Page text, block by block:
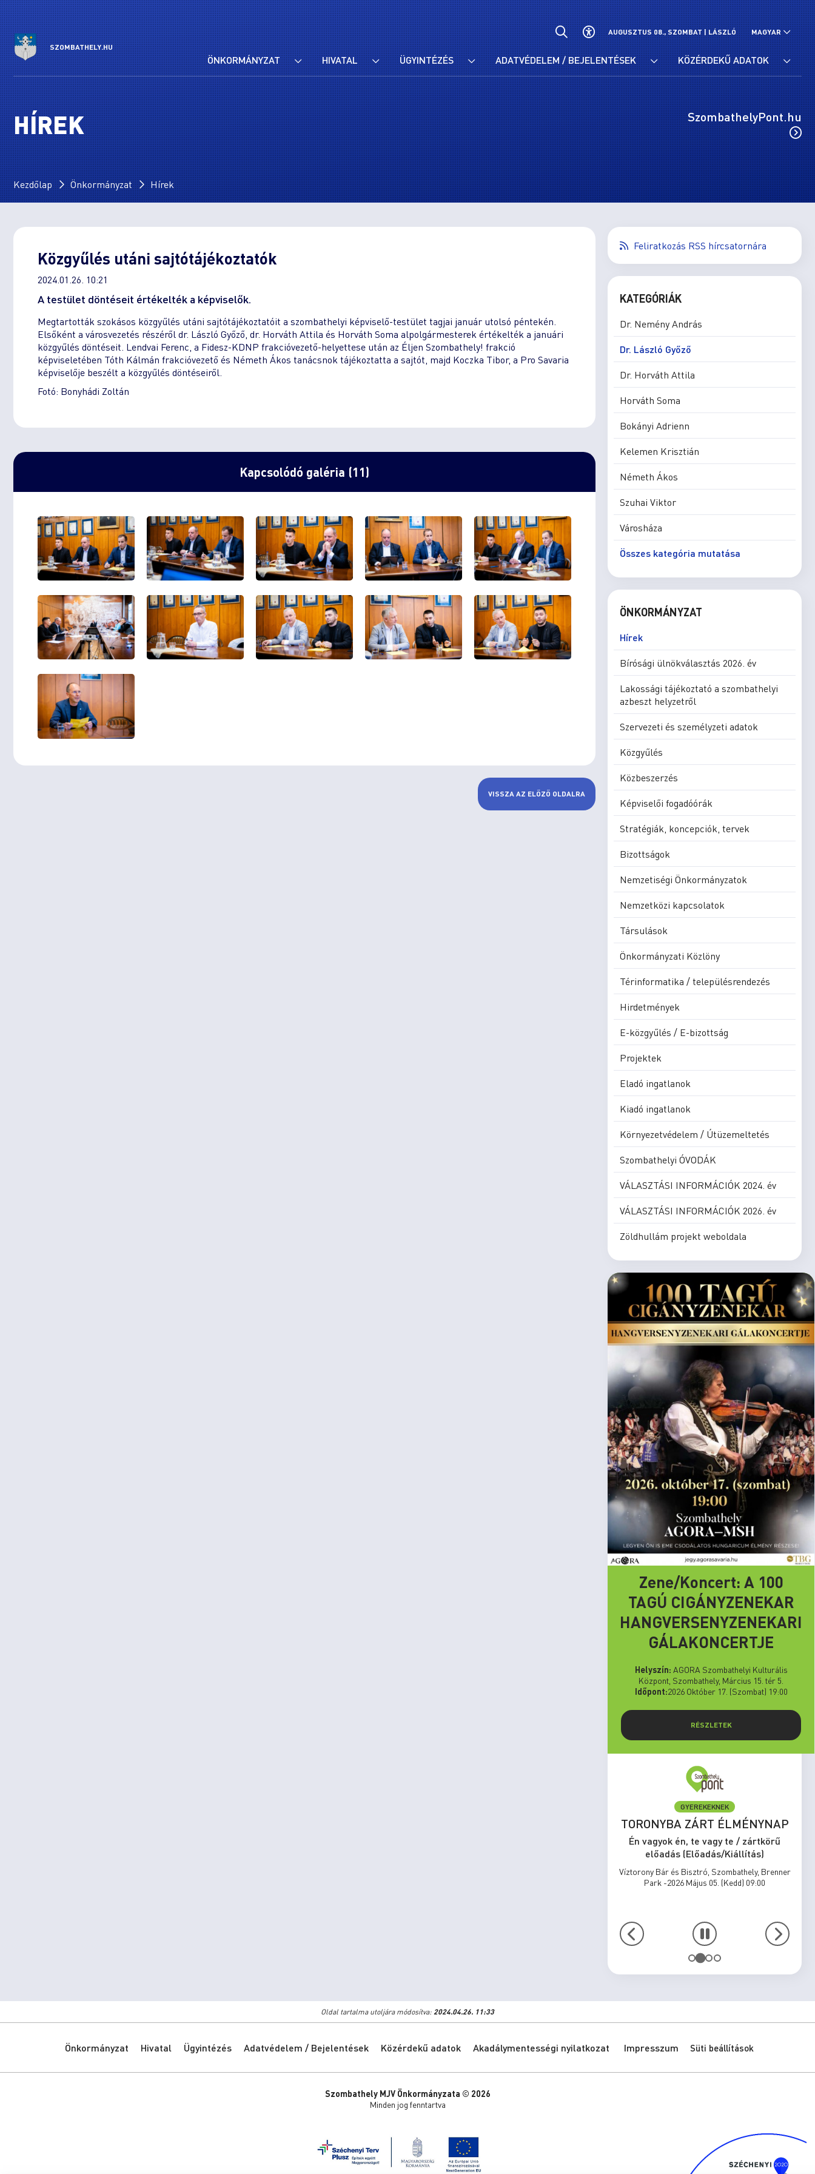
SZOMBATHELY.HU
AUGUSZTUS 08., SZOMBAT |LÁSZLÓ MAGYAR
ÖNKORMÁNYZAT HIVATAL ÜGYINTÉZÉS ADATVÉDELEM / BEJELENTÉSEK KÖZÉRDEKŰ ADATOK
HÍREK SzombathelyPont.hu
Kezdőlap Önkormányzat Hírek
Közgyűlés utáni sajtótájékoztatók
2024.01.26. 10:21
A testület döntéseit értékelték a képviselők.
Megtartották szokásos közgyűlés utáni sajtótájékoztatóit a szombathelyi képviselő-testület tagjai január utolsó péntekén.
Elsőként a városvezetés részéről dr. László Győző, dr. Horváth Attila és Horváth Soma alpolgármesterek értékelték a januári
közgyűlés döntéseit. Lendvai Ferenc, a Fidesz-KDNP frakcióvezető-helyettese után az Éljen Szombathely! frakció
képviseletében Tóth Kálmán frakcióvezető és Németh Ákos tanácsnok tájékoztatta a sajtót, majd Koczka Tibor, a Pro Savaria
képviselője beszélt a közgyűlés döntéseiről.
Fotó: Bonyhádi Zoltán
Kapcsolódó galéria (11)
VISSZA AZ ELŐZŐ OLDALRA
Feliratkozás RSS hírcsatornára
KATEGÓRIÁK
Dr. Nemény András
Dr. László Győző
Dr. Horváth Attila
Horváth Soma
Bokányi Adrienn
Kelemen Krisztián
Németh Ákos
Szuhai Viktor
Városháza
Összes kategória mutatása
ÖNKORMÁNYZAT
Hírek
Bírósági ülnökválasztás 2026. év
Lakossági tájékoztató a szombathelyi
azbeszt helyzetről
Szervezeti és személyzeti adatok
Közgyűlés
Közbeszerzés
Képviselői fogadóórák
Stratégiák, koncepciók, tervek
Bizottságok
Nemzetiségi Önkormányzatok
Nemzetközi kapcsolatok
Társulások
Önkormányzati Közlöny
Térinformatika / településrendezés
Hirdetmények
E-közgyűlés / E-bizottság
Projektek
Eladó ingatlanok
Kiadó ingatlanok
Környezetvédelem / Útüzemeltetés
Szombathelyi ÓVODÁK
VÁLASZTÁSI INFORMÁCIÓK 2024. év
VÁLASZTÁSI INFORMÁCIÓK 2026. év
Zöldhullám projekt weboldala
Zene/Koncert: A 100
TAGÚ CIGÁNYZENEKAR
HANGVERSENYZENEKARI
GÁLAKONCERTJE
Helyszín: AGORA Szombathelyi Kulturális
Központ, Szombathely, Március 15. tér 5.
Időpont:2026 Október 17. (Szombat) 19:00
RÉSZLETEK
GYEREKEKNEK
TORONYBA ZÁRT ÉLMÉNYNAP
Én vagyok én, te vagy te / zártkörű
előadás (Előadás/Kiállítás)
Víztorony Bár és Bisztró, Szombathely, Brenner
Park -2026 Május 05. (Kedd) 09:00
Oldal tartalma utoljára módosítva: 2024.04.26. 11:33
Önkormányzat Hivatal Ügyintézés Adatvédelem / Bejelentések Közérdekű adatok Akadálymentességi nyilatkozat Impresszum Süti beállítások
Szombathely MJV Önkormányzata © 2026
Minden jog fenntartva